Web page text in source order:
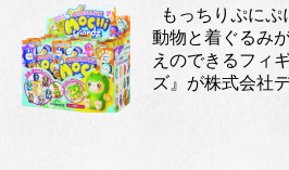
もっちりぷにぷ
動物と着ぐるみ
えのできるフィ
ズ』が株式会社